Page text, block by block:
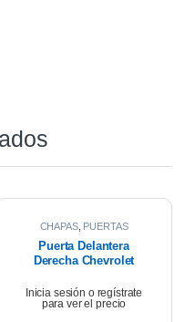
CHAPAS, PUERTAS
Puerta Delantera
Derecha Chevrolet
Inicia sesión o regístrate
para ver el precio